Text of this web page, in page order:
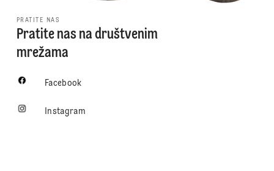
PRATITE NAS
Pratite nas na društvenim
mrežama
Facebook
Instagram